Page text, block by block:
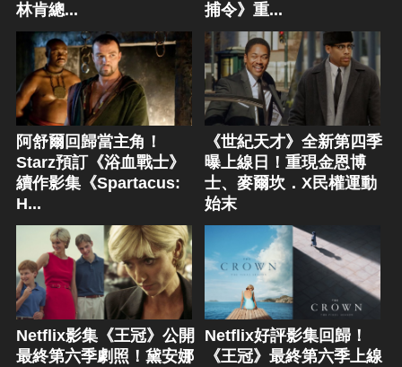
林肯總...
捕令》重...
阿舒爾回歸當主角！
Starz預訂《浴血戰士》
續作影集《Spartacus:
H...
《世紀天才》全新第四季
曝上線日！重現金恩博
士、麥爾坎．X民權運動
始末
Netflix影集《王冠》公開
最終第六季劇照！黛安娜
Netflix好評影集回歸！
《王冠》最終第六季上線